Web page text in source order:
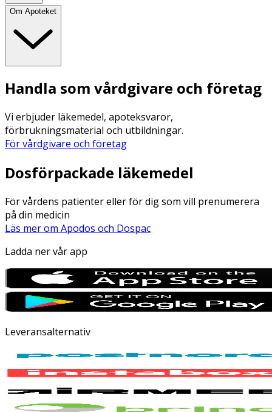
Om Apoteket
Handla som vårdgivare och företag
Vi erbjuder läkemedel, apoteksvaror,
förbrukningsmaterial och utbildningar.
För vårdgivare och företag
Dosförpackade läkemedel
För vårdens patienter eller för dig som vill prenumerera
på din medicin
Läs mer om Apodos och Dospac
Ladda ner vår app
Leveransalternativ